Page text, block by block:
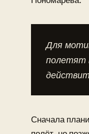
Для
полетят
Сначала